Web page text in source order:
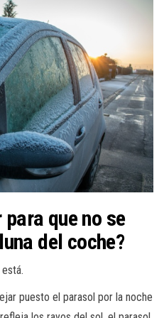
para que no se
del coche?
puesto el parasol por la noche